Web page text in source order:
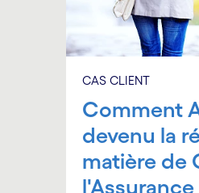
CAS CLIENT
Comment
devenu la
matière de
l'Assurance